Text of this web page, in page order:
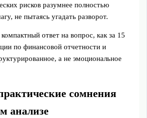
рисков разумнее полностью
не пытаясь угадать разворот.
ответ на вопрос, как за 15
по финансовой отчетности и
а не эмоциональное
сомнения
анализе